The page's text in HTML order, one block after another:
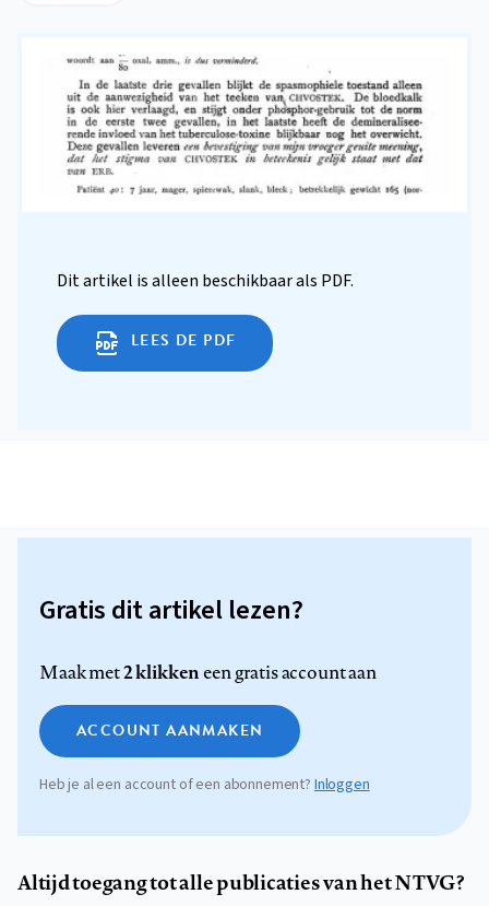
Dit artikel is alleen beschikbaar als PDF.
LEES DE PDF
Gratis dit artikel lezen?
Maak met2 klikkeneen gratis account aan
ACCOUNT AANMAKEN
Heb je al een account of een abonnement? Inloggen
Altijd toegang tot alle publicaties van het NTVG?